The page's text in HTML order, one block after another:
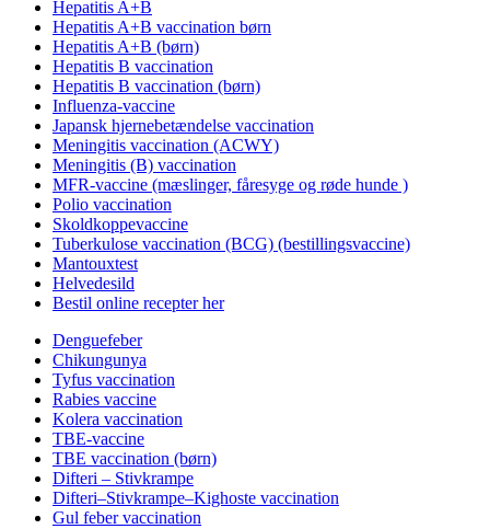
Hepatitis A+B
Hepatitis A+B vaccination børn
Hepatitis A+B (børn)
Hepatitis B vaccination
Hepatitis B vaccination (børn)
Influenza-vaccine
Japansk hjernebetændelse vaccination
Meningitis vaccination (ACWY)
Meningitis (B) vaccination
MFR-vaccine (mæslinger, fåresyge og røde hunde )
Polio vaccination
Skoldkoppevaccine
Tuberkulose vaccination (BCG) (bestillingsvaccine)
Mantouxtest
Helvedesild
Bestil online recepter her
Denguefeber
Chikungunya
Tyfus vaccination
Rabies vaccine
Kolera vaccination
TBE-vaccine
TBE vaccination (børn)
Difteri – Stivkrampe
Difteri–Stivkrampe–Kighoste vaccination
Gul feber vaccination